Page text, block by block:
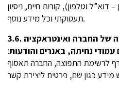
וטלפון), קורות חיים, ניסיון
תעסוקתי וכל מידע נוסף.
3.6. של החברה ואינטראקציה
נחיתה, באנרים והודעות:
לרשימת התפוצה, החברה תאסוף